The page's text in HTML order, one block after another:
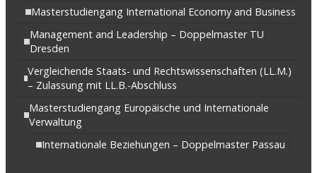
Masterstudiengang International Economy and Business
Management and Leadership – Doppelmaster TU
Dresden
Vergleichende Staats- und Rechtswissenschaften (LL.M.)
– Zulassung mit LL.B.-Abschluss
Masterstudiengang Europäische und Internationale
Verwaltung
Internationale Beziehungen – Doppelmaster Passau